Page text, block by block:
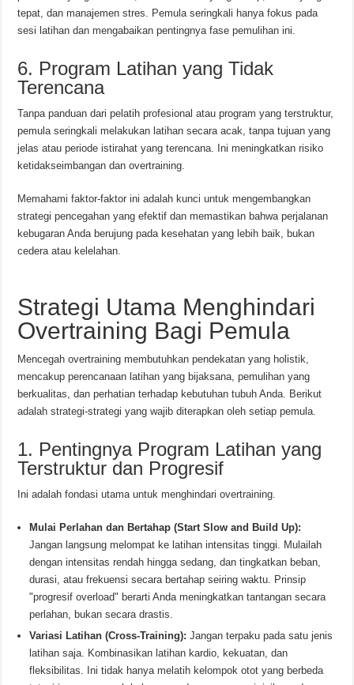
tepat, dan manajemen stres. Pemula seringkali hanya fokus pada
sesi latihan dan mengabaikan pentingnya fase pemulihan ini.
6. Program Latihan yang Tidak
Terencana
Tanpa panduan dari pelatih profesional atau program yang terstruktur,
pemula seringkali melakukan latihan secara acak, tanpa tujuan yang
jelas atau periode istirahat yang terencana. Ini meningkatkan risiko
ketidakseimbangan dan overtraining.
Memahami faktor-faktor ini adalah kunci untuk mengembangkan
strategi pencegahan yang efektif dan memastikan bahwa perjalanan
kebugaran Anda berujung pada kesehatan yang lebih baik, bukan
cedera atau kelelahan.
Strategi Utama Menghindari
Overtraining Bagi Pemula
Mencegah overtraining membutuhkan pendekatan yang holistik,
mencakup perencanaan latihan yang bijaksana, pemulihan yang
berkualitas, dan perhatian terhadap kebutuhan tubuh Anda. Berikut
adalah strategi-strategi yang wajib diterapkan oleh setiap pemula.
1. Pentingnya Program Latihan yang
Terstruktur dan Progresif
Ini adalah fondasi utama untuk menghindari overtraining.
Mulai Perlahan dan Bertahap (Start Slow and Build Up):
Jangan langsung melompat ke latihan intensitas tinggi. Mulailah
dengan intensitas rendah hingga sedang, dan tingkatkan beban,
durasi, atau frekuensi secara bertahap seiring waktu. Prinsip
"progresif overload" berarti Anda meningkatkan tantangan secara
perlahan, bukan secara drastis.
Variasi Latihan (Cross-Training): Jangan terpaku pada satu jenis
latihan saja. Kombinasikan latihan kardio, kekuatan, dan
fleksibilitas. Ini tidak hanya melatih kelompok otot yang berbeda